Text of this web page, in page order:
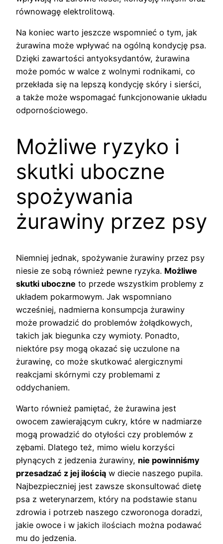
równowagę elektrolitową.
Na koniec warto jeszcze wspomnieć o tym, jak
żurawina może wpływać na ogólną kondycję psa.
Dzięki zawartości antyoksydantów, żurawina
może pomóc w walce z wolnymi rodnikami, co
przekłada się na lepszą kondycję skóry i sierści,
a także może wspomagać funkcjonowanie układu
odpornościowego.
Możliwe ryzyko i
skutki uboczne
spożywania
żurawiny przez psy
Niemniej jednak, spożywanie żurawiny przez psy
niesie ze sobą również pewne ryzyka. Możliwe
skutki uboczne to przede wszystkim problemy z
układem pokarmowym. Jak wspomniano
wcześniej, nadmierna konsumpcja żurawiny
może prowadzić do problemów żołądkowych,
takich jak biegunka czy wymioty. Ponadto,
niektóre psy mogą okazać się uczulone na
żurawinę, co może skutkować alergicznymi
reakcjami skórnymi czy problemami z
oddychaniem.
Warto również pamiętać, że żurawina jest
owocem zawierającym cukry, które w nadmiarze
mogą prowadzić do otyłości czy problemów z
zębami. Dlatego też, mimo wielu korzyści
płynących z jedzenia żurawiny, nie powinniśmy
przesadzać z jej ilością w diecie naszego pupila.
Najbezpieczniej jest zawsze skonsultować dietę
psa z weterynarzem, który na podstawie stanu
zdrowia i potrzeb naszego czworonoga doradzi,
jakie owoce i w jakich ilościach można podawać
mu do jedzenia.